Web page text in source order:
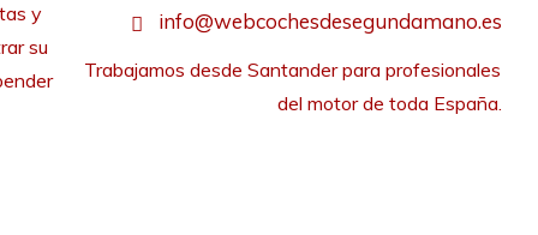
y
su
info@webcochesdesegundamano.es
Trabajamos desde Santander para profesionales
del motor de toda España.